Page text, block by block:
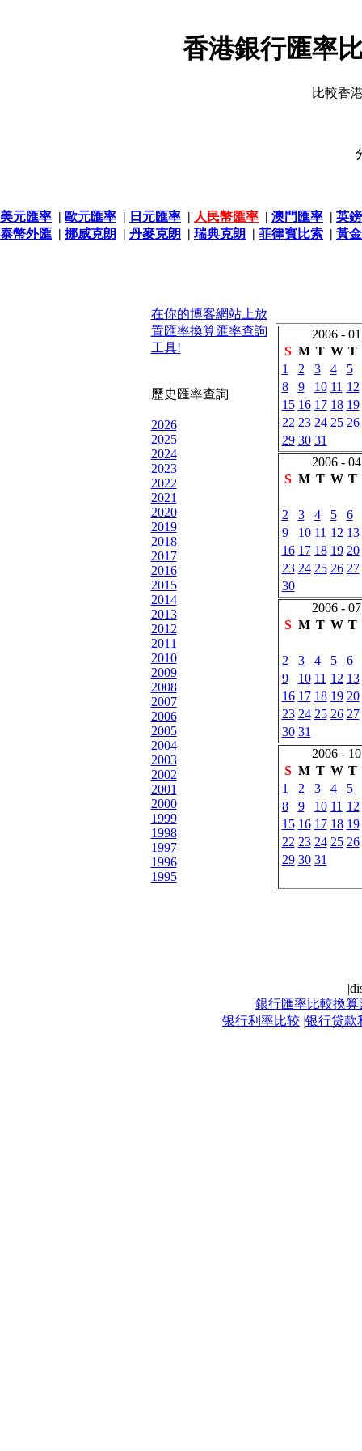
香港銀行匯率
比較香
美元匯率 | 歐元匯率 | 日元匯率 | 人民幣匯率 | 澳門匯率 | 英
泰幣外匯 | 挪威克朗 | 丹麥克朗 | 瑞典克朗 | 菲律賓比索 | 黃
在你的博客網站上放
置匯率換算匯率查詢
工具!
歷史匯率查詢
2026
2025
2024
2023
2022
2021
2020
2019
2018
2017
2016
2015
2014
2013
2012
2011
2010
2009
2008
2007
2006
2005
2004
2003
2002
2001
2000
1999
1998
1997
1996
1995
2006 - 01
S M T W T
1
2 3 4
5
8
9 10 11 12
15 16 17 18 19
22 23 24 25 26
29 30 31
2006 - 04
S M T W T
2 3 4 5
6
9
10 11 12 13
16 17 18 19 20
23 24 25 26 27
30
2006 - 07
S M T W T
2 3 4 5
6
9
10 11 12 13
16 17 18 19 20
23 24 25 26 27
30 31
2006 - 10
S M T W T
1
2 3 4
5
8
9 10 11 12
15 16 17 18 19
22 23 24 25 26
29 30 31
|
銀行匯率比較換算
|银行利率比较 |银行贷款